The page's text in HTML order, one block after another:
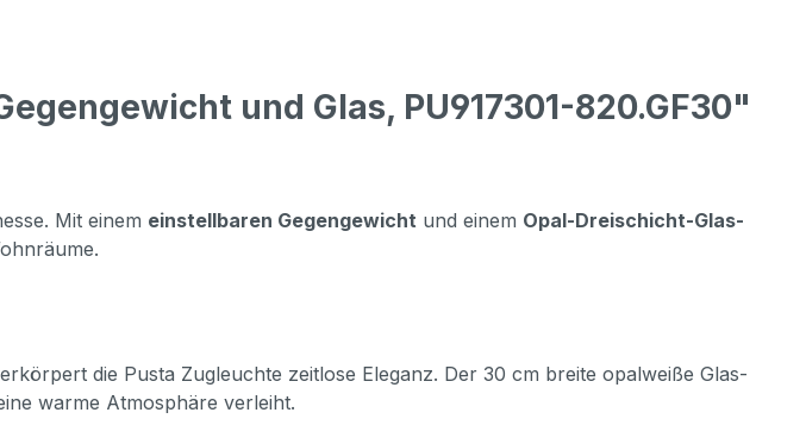
und Glas, PU917301-820.GF30"
Mit einem einstellbaren Gegengewicht und einem Opal-Dreischicht-Glas-
die Pusta Zugleuchte zeitlose Eleganz. Der 30 cm breite opalweiße Glas-
warme Atmosphäre verleiht.